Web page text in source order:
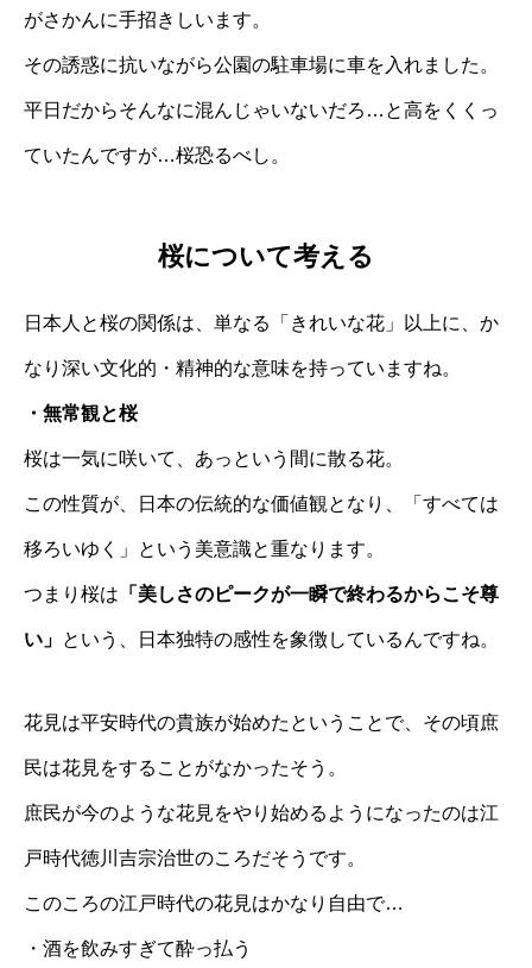
がさかんに手招きしいます。
その誘惑に抗いながら公園の駐車場に車を入れました。
平日だからそんなに混んじゃいないだろ…と高をくくっ
ていたんですが…桜恐るべし。
桜について考える
日本人と桜の関係は、単なる「きれいな花」以上に、か
なり深い文化的・精神的な意味を持っていますね。
・無常観と桜
桜は一気に咲いて、あっという間に散る花。
この性質が、日本の伝統的な価値観となり、「すべては
移ろいゆく」という美意識と重なります。
つまり桜は 「美しさのピークが一瞬で終わるからこそ尊
い」 という、日本独特の感性を象徴しているんですね。
花見は平安時代の貴族が始めたということで、その頃庶
民は花見をすることがなかったそう。
庶民が今のような花見をやり始めるようになったのは江
戸時代徳川吉宗治世のころだそうです。
このころの江戸時代の花見はかなり自由で…
・酒を飲みすぎて酔っ払う